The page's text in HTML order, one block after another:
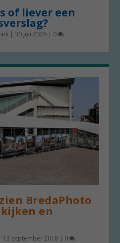
of liever een
| 30 juli 2026 | 0
BredaPhoto
kijken en
13 september 2018 | 0